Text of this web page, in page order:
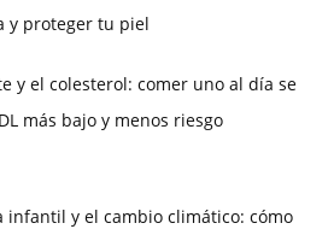
y proteger tu piel
y el colesterol: comer uno al día se
más bajo y menos riesgo
infantil y el cambio climático: cómo